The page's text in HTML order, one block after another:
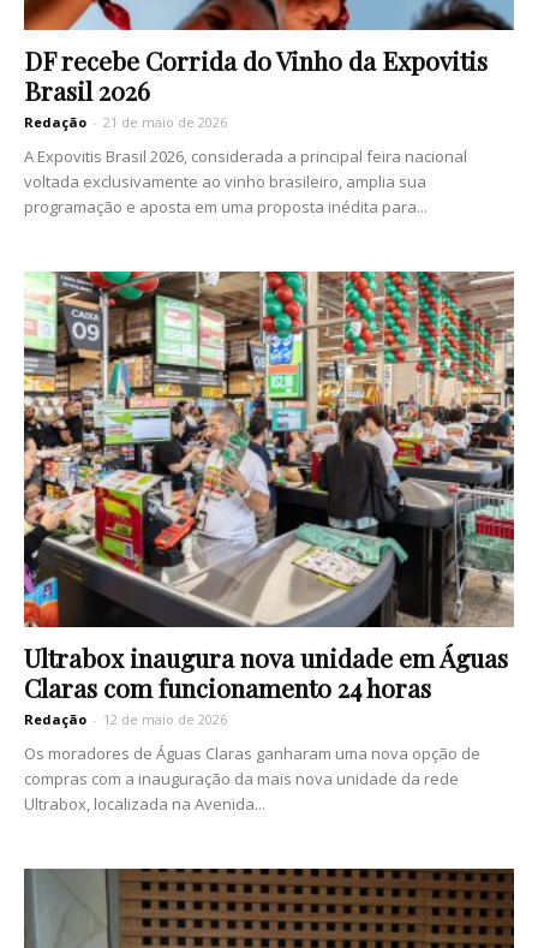
DF recebe Corrida do Vinho da Expovitis
Brasil 2026
Redação - 21 de maio de 2026
A Expovitis Brasil 2026, considerada a principal feira nacional
voltada exclusivamente ao vinho brasileiro, amplia sua
programação e aposta em uma proposta inédita para...
Ultrabox inaugura nova unidade em Águas
Claras com funcionamento 24 horas
Redação - 12 de maio de 2026
Os moradores de Águas Claras ganharam uma nova opção de
compras com a inauguração da mais nova unidade da rede
Ultrabox, localizada na Avenida...